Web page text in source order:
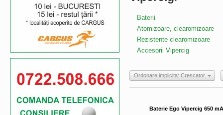
Baterii
Atomizoare, clearomizoare
Rezistente clearomizoare
Accesorii Vipercig
Ordonare implicita: Crescator
Baterie Ego Vipercig 650